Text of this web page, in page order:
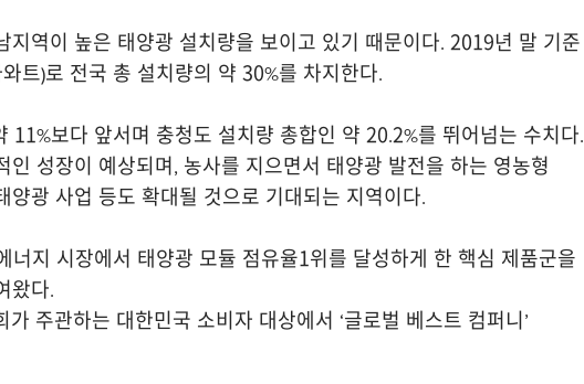
역이 높은 태양광 설치량을 보이고 있기 때문이다. 2019년 말 기준
트)로 전국 총 설치량의 약 30%를 차지한다.
보다 앞서며 충청도 설치량 총합인 약 20.2%를 뛰어넘는 수치다.
성장이 예상되며, 농사를 지으면서 태양광 발전을 하는 영농형
광 사업 등도 확대될 것으로 기대되는 지역이다.
너지 시장에서 태양광 모듈 점유율1위를 달성하게 한 핵심 제품군을
왔다.
주관하는 대한민국 소비자 대상에서 ‘글로벌 베스트 컴퍼니’